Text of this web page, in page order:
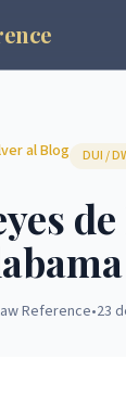
al Blog DUI /
Reference•23